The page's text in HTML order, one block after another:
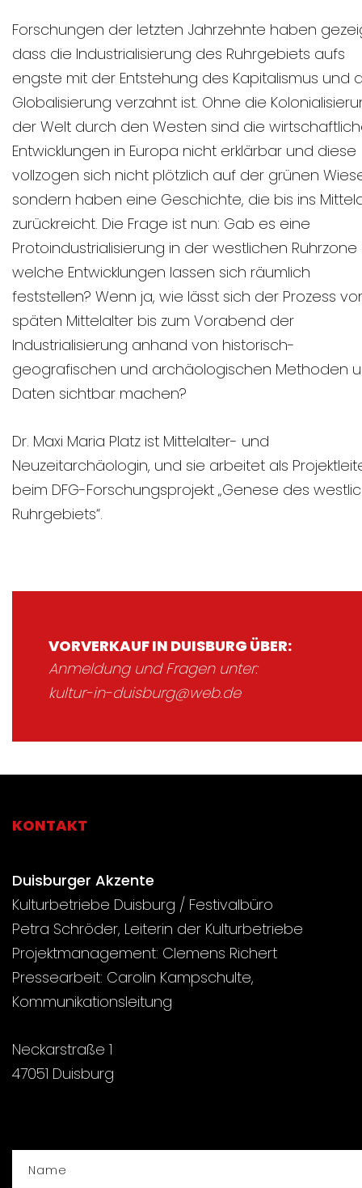
Forschungen der letzten Jahrzehnte haben
dass die Industrialisierung des Ruhrgebiets aufs
engste mit der Entstehung des Kapitalismus und
Globalisierung verzahnt ist. Ohne die
der Welt durch den Westen sind die
Entwicklungen in Europa nicht erklärbar und diese
vollzogen sich nicht plötzlich auf der grünen
sondern haben eine Geschichte, die bis ins
zurückreicht. Die Frage ist nun: Gab es eine
Protoindustrialisierung in der westlichen
welche Entwicklungen lassen sich räumlich
feststellen? Wenn ja, wie lässt sich der Prozess
späten Mittelalter bis zum Vorabend der
Industrialisierung anhand von historisch-
geografischen und archäologischen Methoden
Daten sichtbar machen?
Dr. Maxi Maria Platz ist Mittelalter- und
Neuzeitarchäologin, und sie arbeitet als
beim DFG-Forschungsprojekt „Genese des
Ruhrgebiets“.
VORVERKAUF IN DUISBURG ÜBER:
Anmeldung und Fragen unter:
kultur-in-duisburg@web.de
KONTAKT
Duisburger Akzente
Kulturbetriebe Duisburg / Festivalbüro
Petra Schröder, Leiterin der Kulturbetriebe
Projektmanagement: Clemens Richert
Pressearbeit: Carolin Kampschulte,
Kommunikationsleitung
Neckarstraße 1
47051 Duisburg